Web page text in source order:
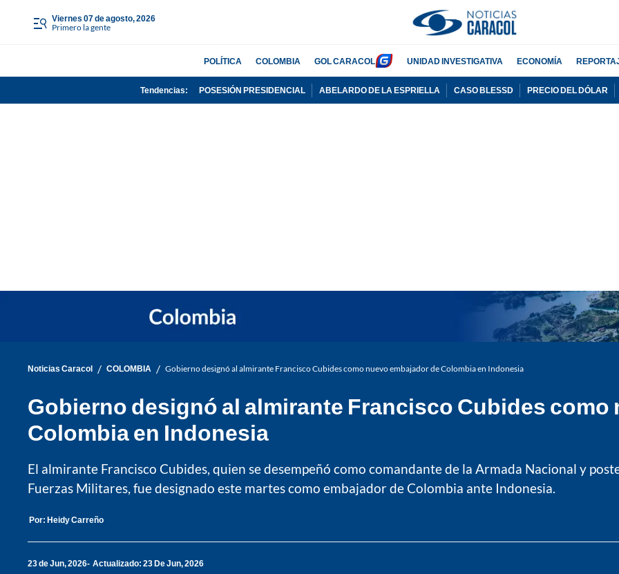
viernes 07 de agosto, 2026
Primero la gente
POLÍTICA COLOMBIA GOL CARACOL UNIDAD INVESTIGATIVA ECONOMÍA
Tendencias: POSESIÓN PRESIDENCIAL ABELARDO DE LA ESPRIELLA CASO BLESSD PRECIO DEL DÓLAR
Noticias Caracol / COLOMBIA / Gobierno designó al almirante Francisco Cubides como nuevo embajador de Colombia en Indonesia
Gobierno designó al almirante Francisco Cubides como
Colombia en Indonesia
El almirante Francisco Cubides, quien se desempeñó como comandante de la Armada Nacional y
Fuerzas Militares, fue designado este martes como embajador de Colombia ante Indonesia.
Por: Heidy Carreño
23 de Jun, 2026 Actualizado: 23 De Jun, 2026